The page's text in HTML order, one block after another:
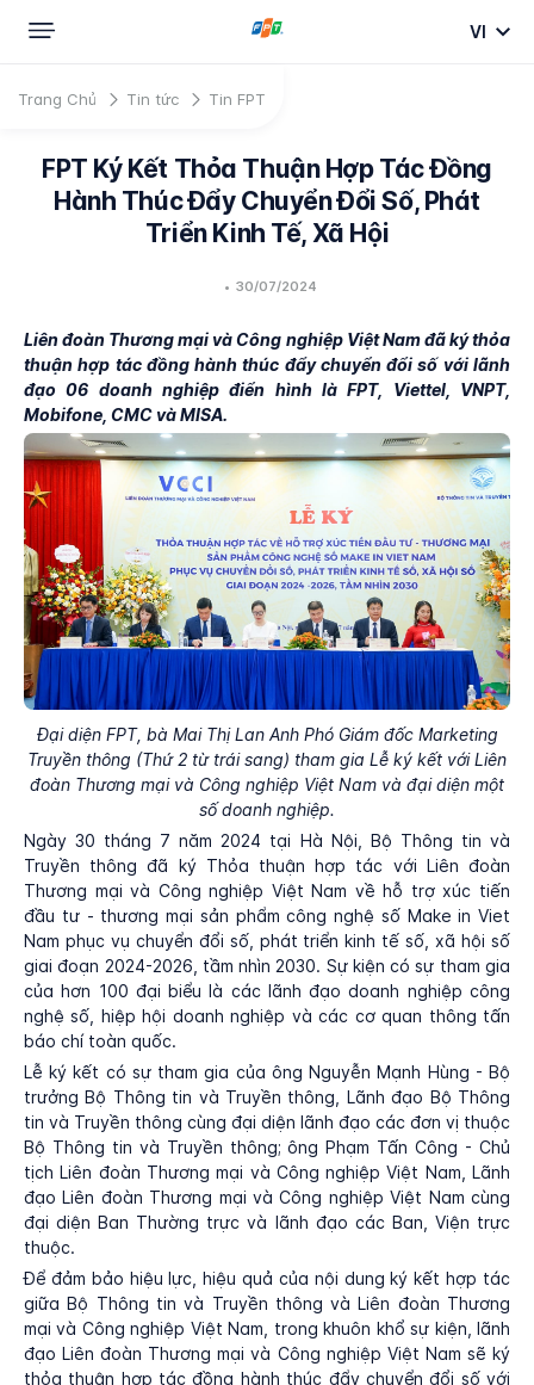
VI
Trang Chủ Tin tức Tin FPT
FPT Ký Kết Thỏa Thuận Hợp Tác Đồng
Hành Thúc Đẩy Chuyển Đổi Số, Phát
Triển Kinh Tế, Xã Hội
• 30/07/2024
Liên đoàn Thương mại và Công nghiệp Việt Nam đã ký thỏa
thuận hợp tác đồng hành thúc đẩy chuyển đổi số với lãnh
đạo 06 doanh nghiệp điển hình là FPT, Viettel, VNPT,
Mobifone, CMC và MISA.
Đại diện FPT, bà Mai Thị Lan Anh Phó Giám đốc Marketing
Truyền thông (Thứ 2 từ trái sang) tham gia Lễ ký kết vớiLiên
đoàn Thương mại và Công nghiệp Việt Nam và đại diện một
số doanh nghiệp.
Ngày 30 tháng 7 năm 2024 tại Hà Nội, Bộ Thông tin và
Truyền thông đã ký Thỏa thuận hợp tác với Liên đoàn
Thương mại và Công nghiệp Việt Nam về hỗ trợ xúc tiến
đầu tư - thương mại sản phẩm công nghệ số Make in Viet
Nam phục vụ chuyển đổi số, phát triển kinh tế số, xã hội số
giai đoạn 2024-2026, tầm nhìn 2030. Sự kiện có sự tham gia
của hơn 100 đại biểu là các lãnh đạo doanh nghiệp công
nghệ số, hiệp hội doanh nghiệp và các cơ quan thông tấn
báo chí toàn quốc.
Lễ ký kết có sự tham gia của ông Nguyễn Mạnh Hùng - Bộ
trưởng Bộ Thông tin và Truyền thông, Lãnh đạo Bộ Thông
tin và Truyền thông cùng đại diện lãnh đạo các đơn vị thuộc
Bộ Thông tin và Truyền thông; ông Phạm Tấn Công - Chủ
tịch Liên đoàn Thương mại và Công nghiệp Việt Nam, Lãnh
đạo Liên đoàn Thương mại và Công nghiệp Việt Nam cùng
đại diện Ban Thường trực và lãnh đạo các Ban, Viện trực
thuộc.
Để đảm bảo hiệu lực, hiệu quả của nội dung ký kết hợp tác
giữa Bộ Thông tin và Truyền thông và Liên đoàn Thương
mại và Công nghiệp Việt Nam, trong khuôn khổ sự kiện, lãnh
đạo Liên đoàn Thương mại và Công nghiệp Việt Nam sẽ ký
thỏa thuận hợp tác đồng hành thúc đẩy chuyển đổi số với